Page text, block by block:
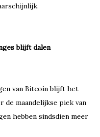
blijft dalen
van Bitcoin blijft het
de maandelijkse piek van
hebben sindsdien meer